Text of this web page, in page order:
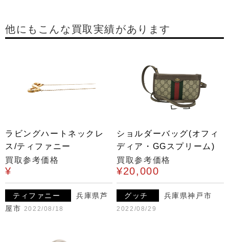
他にもこんな買取実績があります
ラビングハートネックレ
ス/ティファニー
買取参考価格
¥
ティファニー
兵庫県芦
屋市 2022/08/18
ショルダーバッグ(オフィ
ディア・GGスプリーム)
買取参考価格
¥20,000
グッチ 兵庫県神戸市
2022/08/29